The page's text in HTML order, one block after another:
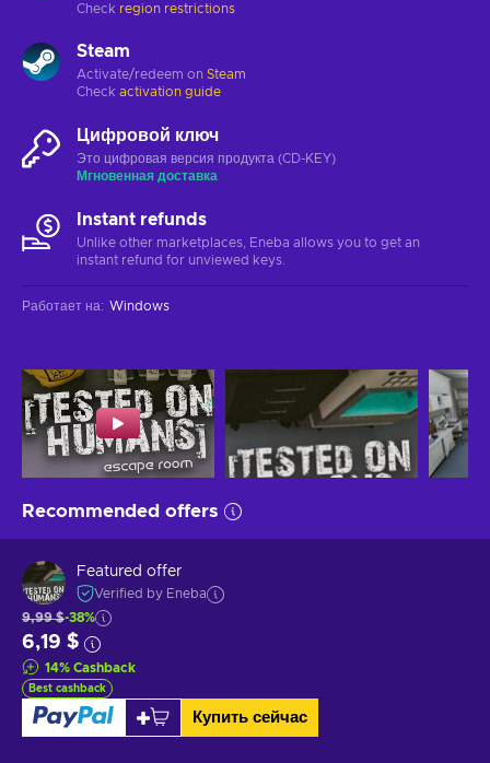
Check region restrictions
Steam
Activate/redeem on Steam
Check activation guide
Цифровой ключ
Это цифровая версия продукта (CD-KEY)
Мгновенная доставка
Instant refunds
Unlike other marketplaces, Eneba allows you to get an
instant refund for unviewed keys.
Работает на: Windows
Recommended offers
Featured offer
Verified by Eneba
9,99 $-38%
6,19 $
14% Cashback
Best cashback
Купить сейчас